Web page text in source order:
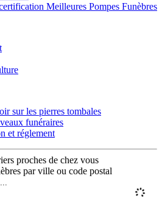
Meilleures Pompes Funèbres
sur les pierres tombales
funéraires
et réglement
proches de chez vous
par ville ou code postal